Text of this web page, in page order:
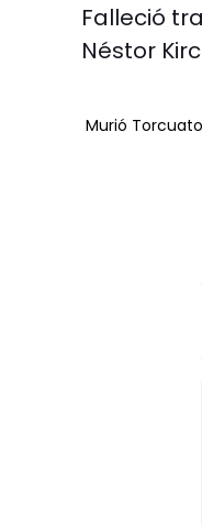
Falleció
Néstor
Murió